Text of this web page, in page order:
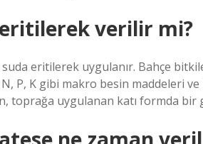
verilir mi?
eritilerek uygulanır. Bahçe
P, K gibi makro besin maddeleri ve
toprağa uygulanan katı formda bir